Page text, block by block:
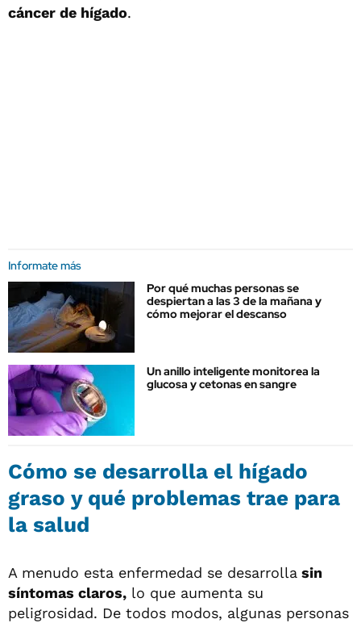
cáncer de hígado.
Informate más
Por qué muchas personas se
despiertan a las 3 de la mañana y
cómo mejorar el descanso
Un anillo inteligente monitorea la
glucosa y cetonas en sangre
Cómo se desarrolla el hígado
graso y qué problemas trae para
la salud
A menudo esta enfermedad se desarrolla sin
síntomas claros, lo que aumenta su
peligrosidad. De todos modos, algunas personas